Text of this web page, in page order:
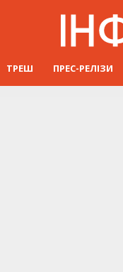
ТРЕШ ПРЕС-РЕЛІЗИ